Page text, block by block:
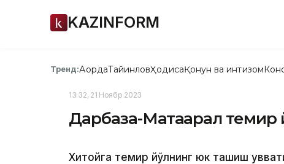
KAZINFORM
Тренд:АқордаТайинловҲодисаҚонун ва интизом
13:32, 21 Ноябр 2023
Дарбаза-Мақтаарал темир
Хитойга темир йўлнинг юк ташиш